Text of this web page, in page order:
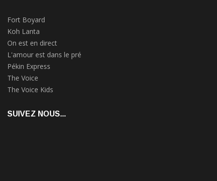
Fort Boyard
Koh Lanta
On est en direct
L'amour est dans le pré
Pékin Express
The Voice
The Voice Kids
SUIVEZ NOUS...